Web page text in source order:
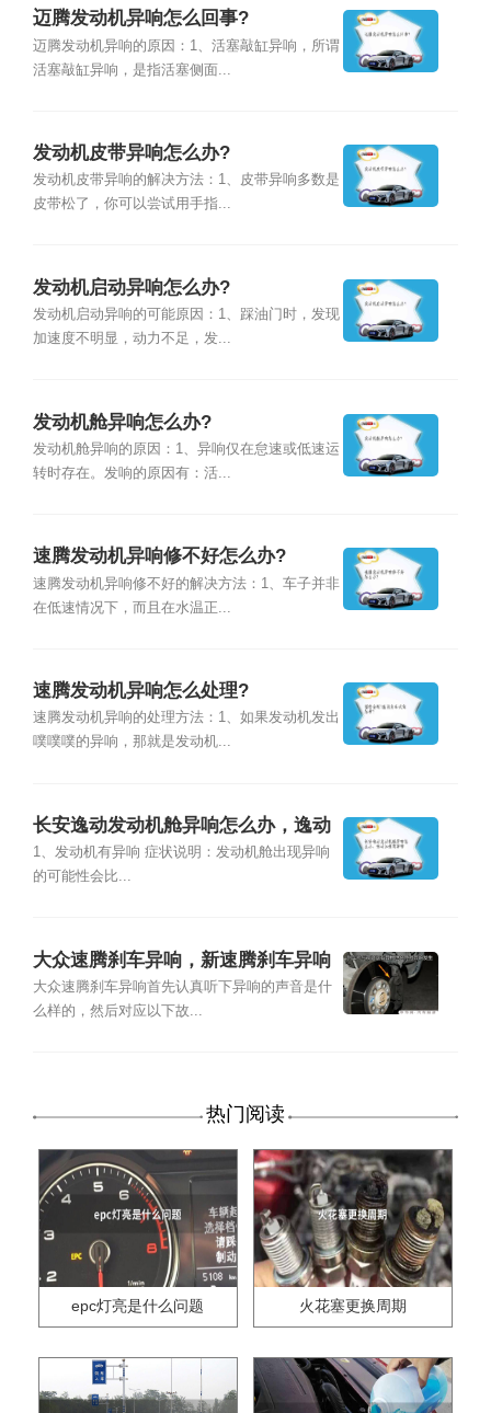
迈腾发动机异响怎么回事?
迈腾发动机异响的原因：1、活塞敲缸异响，所谓
活塞敲缸异响，是指活塞侧面...
发动机皮带异响怎么办?
发动机皮带异响的解决方法：1、皮带异响多数是
皮带松了，你可以尝试用手指...
发动机启动异响怎么办?
发动机启动异响的可能原因：1、踩油门时，发现
加速度不明显，动力不足，发...
发动机舱异响怎么办?
发动机舱异响的原因：1、异响仅在怠速或低速运
转时存在。发响的原因有：活...
速腾发动机异响修不好怎么办?
速腾发动机异响修不好的解决方法：1、车子并非
在低速情况下，而且在水温正...
速腾发动机异响怎么处理?
速腾发动机异响的处理方法：1、如果发动机发出
噗噗噗的异响，那就是发动机...
长安逸动发动机舱异响怎么办，逸动
加速有异响
1、发动机有异响 症状说明：发动机舱出现异响
的可能性会比...
大众速腾刹车异响，新速腾刹车异响
怎么办
大众速腾刹车异响首先认真听下异响的声音是什
么样的，然后对应以下故...
热门阅读
epc灯亮是什么问题 火花塞更换周期